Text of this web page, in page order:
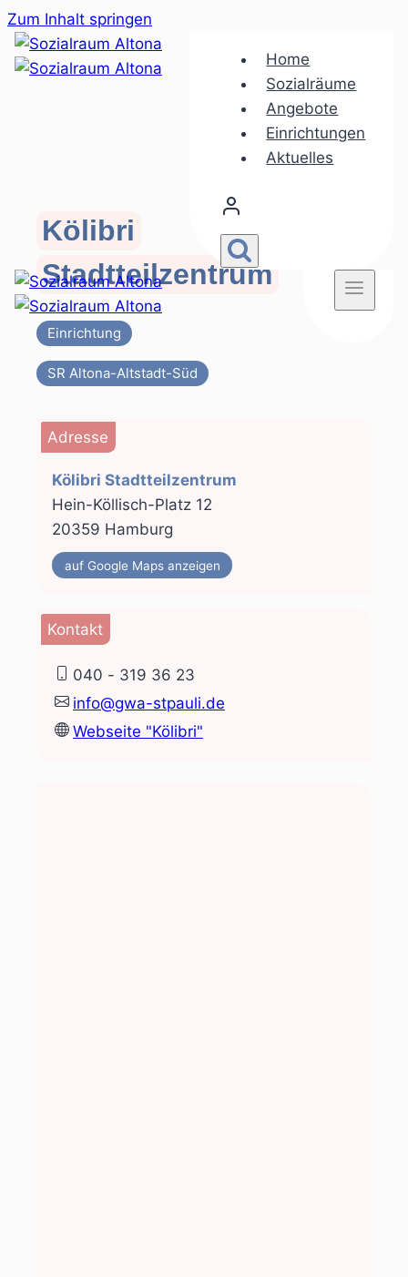
Zum Inhalt springen
Home
Sozialräume
Angebote
Einrichtungen
Aktuelles
Kölibri
Stadtteilzentrum
Einrichtung
SR Altona-Altstadt-Süd
Adresse
Kölibri Stadtteilzentrum
Hein-Köllisch-Platz 12
20359 Hamburg
auf Google Maps anzeigen
Kontakt
040 - 319 36 23
info@gwa-stpauli.de
Webseite "Kölibri"